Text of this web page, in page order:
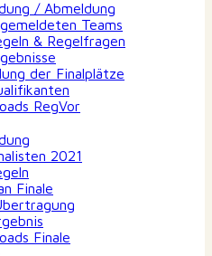
/ Abmeldung
Teams
& Regelfragen
der Finalplätze
RegVor
2021
Finale
Finale